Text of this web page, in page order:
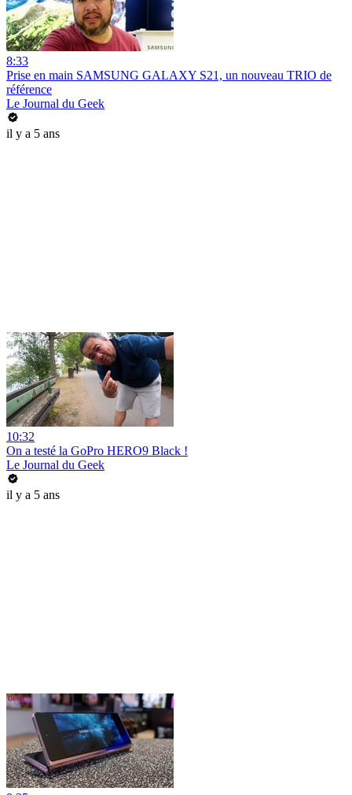
8:33
Prise en main SAMSUNG GALAXY S21, un nouveau TRIO de
référence
Le Journal du Geek
il y a 5 ans
10:32
On a testé la GoPro HERO9 Black !
Le Journal du Geek
il y a 5 ans